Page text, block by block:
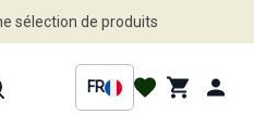
sélection de produits
FR